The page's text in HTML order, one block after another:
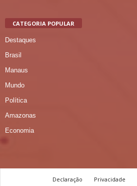
CATEGORIA POPULAR
Destaques
Brasil
Manaus
Mundo
Política
Amazonas
Economia
Declaração Privacidade